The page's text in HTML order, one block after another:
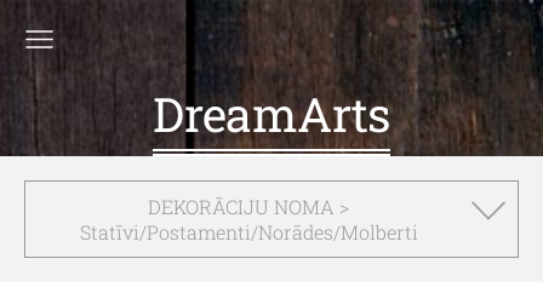
DreamArts
DEKORĀCIJU NOMA >
Statīvi/Postamenti/Norādes/Molberti